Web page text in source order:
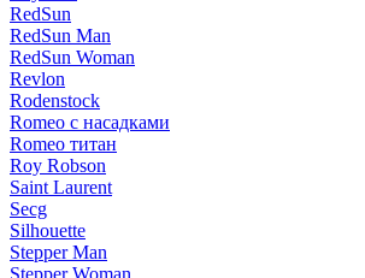
RedSun
RedSun Man
RedSun Woman
Revlon
Rodenstock
Romeo с насадками
Romeo титан
Roy Robson
Saint Laurent
Secg
Silhouette
Stepper Man